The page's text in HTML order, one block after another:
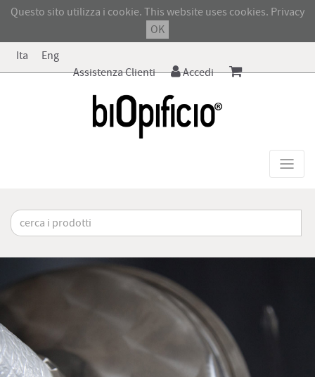
Questo sito utilizza i cookie. This website uses cookies. Privacy
OK
Ita
Eng
Assistenza Clienti
Accedi